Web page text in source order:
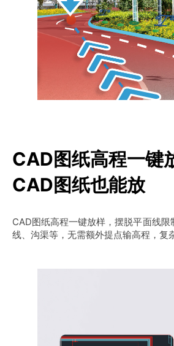
CAD图纸高程一键
CAD图纸也能放
CAD图纸高程一键放样，摆脱平面线限
线、沟渠等，无需额外提点输高程，复